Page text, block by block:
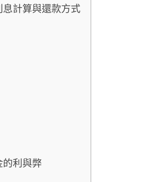
計算與還款方式
的利與弊